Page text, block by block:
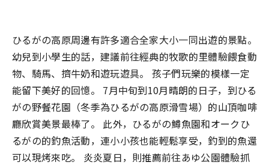
ひるがの高原周邊有許多適合全家大小一同出遊的景點。
幼兒到小學生的話，建議前往經典的牧歌的里體驗餵食動
物、騎馬、擠牛奶和遊玩遊具。 孩子們玩樂的模樣一定
能留下美好的回憶。 7月中旬到10月晴朗的日子，到ひる
がの野餐花園（冬季為ひるがの高原滑雪場）的山頂咖啡
廳欣賞美景最棒了。 此外，ひるがの鱒魚園和オークひ
るがの的釣魚活動，連小小孩也能輕鬆享受，釣到的魚還
可以現烤來吃。 炎炎夏日，則推薦前往あゆ公園體驗抓